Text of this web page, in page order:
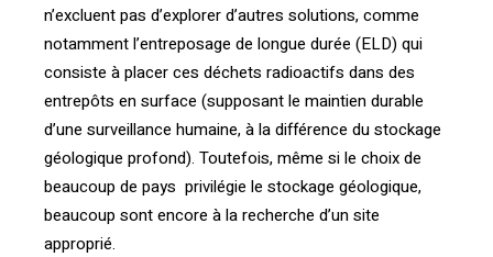
n’excluent pas d’explorer d’autres solutions, comme
notamment l’entreposage de longue durée (ELD) qui
consiste à placer ces déchets radioactifs dans des
entrepôts en surface (supposant le maintien durable
d’une surveillance humaine, à la différence du stockage
géologique profond). Toutefois, même si le choix de
beaucoup de pays privilégie le stockage géologique,
beaucoup sont encore à la recherche d’un site
approprié.